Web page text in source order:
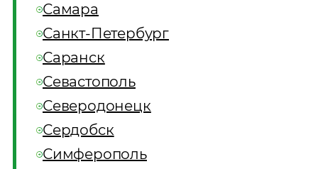
Самара
Санкт-Петербург
Саранск
Севастополь
Северодонецк
Сердобск
Симферополь